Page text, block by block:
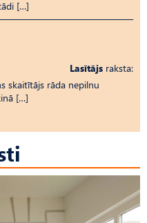
[…]
Lasītājs raksta:
skaitītājs rāda nepilnu
[…]